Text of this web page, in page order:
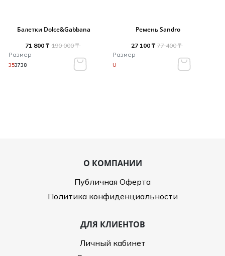
Балетки Dolce&Gabbana
71 800 ₸ 190 000 ₸
Размер
353738
Ремень Sandro
27 100 ₸ 77 400 ₸
Размер
U
О КОМПАНИИ
Публичная Оферта
Политика конфиденциальности
ДЛЯ КЛИЕНТОВ
Личный кабинет